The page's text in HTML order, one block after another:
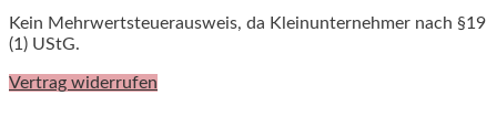
Kein Mehrwertsteuerausweis, da Kleinunternehmer nach §19
(1) UStG.
Vertrag widerrufen